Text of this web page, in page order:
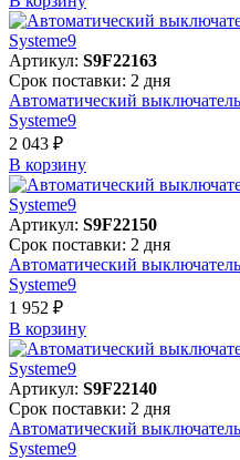
Артикул: S9F22163
Срок поставки: 2 дня
Автоматический
Systeme9
2 043 ₽
В корзинy
Артикул: S9F22150
Срок поставки: 2 дня
Автоматический
Systeme9
1 952 ₽
В корзинy
Артикул: S9F22140
Срок поставки: 2 дня
Автоматический
Systeme9